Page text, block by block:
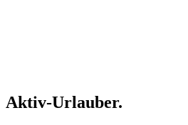
Aktiv-Urlauber.